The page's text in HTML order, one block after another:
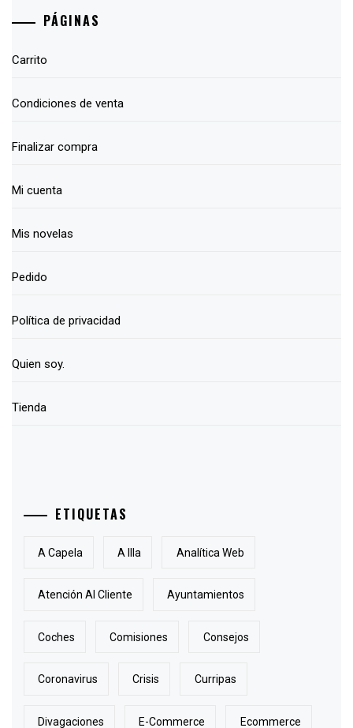
PÁGINAS
Carrito
Condiciones de venta
Finalizar compra
Mi cuenta
Mis novelas
Pedido
Política de privacidad
Quien soy.
Tienda
ETIQUETAS
A Capela A Illa Analítica Web
Atención Al Cliente Ayuntamientos
Coches Comisiones Consejos
Coronavirus Crisis Curripas
Divagaciones E-Commerce Ecommerce